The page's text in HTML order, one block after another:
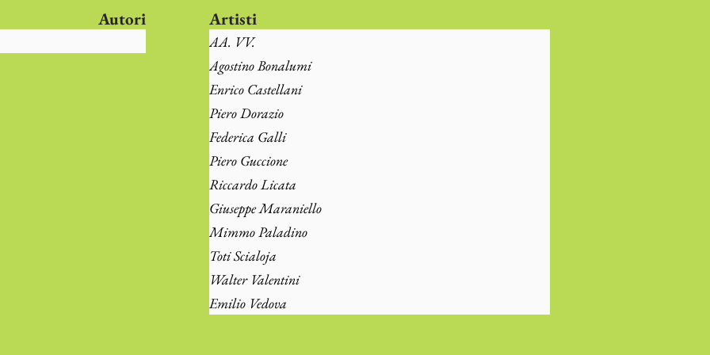
Autori Artisti
AA. VV.
Agostino Bonalumi
Enrico Castellani
Piero Dorazio
Federica Galli
Piero Guccione
Riccardo Licata
Giuseppe Maraniello
Mimmo Paladino
Toti Scialoja
Walter Valentini
Emilio Vedova